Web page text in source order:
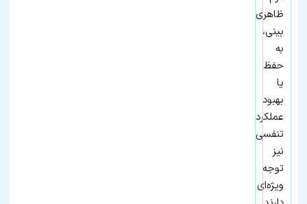
ظاهری
بینی،
به
حفظ
یا
بهبود
عملکرد
تنفسی
نیز
توجه
ویژه‌ای